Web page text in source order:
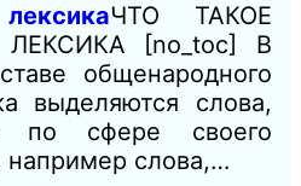
ЧТО ТАКОЕ
[no_toc] В
общенародного
выделяются слова,
по сфере своего
например слова,…